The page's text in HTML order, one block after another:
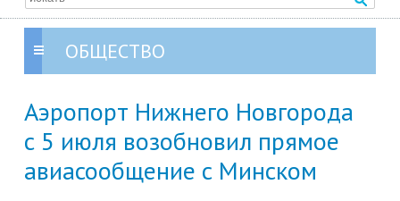
ОБЩЕСТВО
Аэропорт Нижнего Новгорода
с 5 июля возобновил прямое
авиасообщение с Минском